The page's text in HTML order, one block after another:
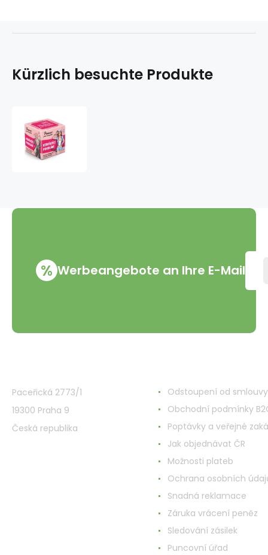
Kürzlich besuchte Produkte
empfohlenes
% Werbeangebote an Ihre E-Mail
Paceřická 2773/1
19300 Praha 9
Česká republika
Odstoupení od smlouvy
Obchodní podmínky
Poptávky a veřejné
Jak objednávat ČR
Možnosti plateb
Ochrana osobních
Snadná reklamace
Záruka vrácení peněz
Sledování zásilek
Puncovní úřad